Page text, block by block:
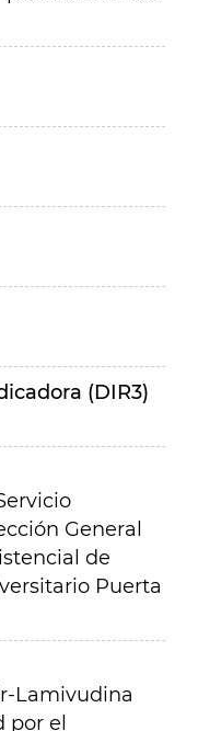
(DIR3)
General
de
Puerta
Lamivudina
el